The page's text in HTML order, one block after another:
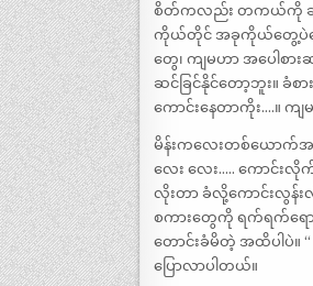
စိတ်ကလည်း တကယ်ကို ဆန်း
ကိုယ်တိုင် အခုကိုယ်တွေ့ပဲလေ။
တွေ၊ ကျမဟာ အပေါစား
ဆင်ခြင်နိုင်တော့ဘူး။ ခံ
ကောင်းနေတာကိုး….။ က
မိန်းကလေးတစ်ယောက်အန
လေး လေး….. ကောင်းလို
လိုးတာ ခံလို့ကောင်းလွန်း
စကားတွေကို ရက်ရက်ရော
တောင်းခံမိတဲ့ အထိပါပဲ။
ပြောလာပါတယ်။